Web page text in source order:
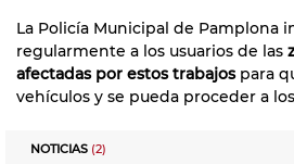
La Policía Municipal de Pamplona
regularmente a los usuarios de las
afectadas por estos trabajospara
vehículos y se pueda proceder a
NOTICIAS (2)